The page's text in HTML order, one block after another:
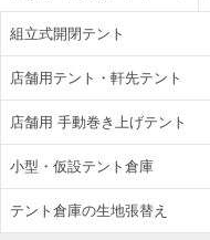
組立式開閉テント
店舗用テント・軒先テント
店舗用 手動巻き上げテント
小型・仮設テント倉庫
テント倉庫の生地張替え